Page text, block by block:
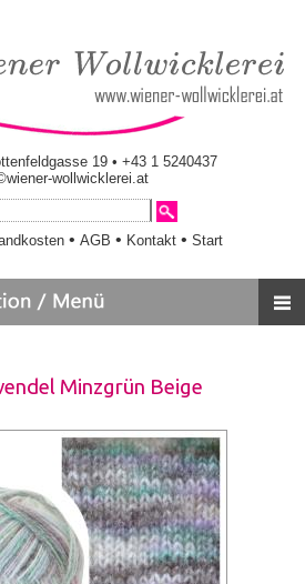
19 • +43 1 5240437
wollwicklerei.at
•AGB • Kontakt •Start
Minzgrün Beige